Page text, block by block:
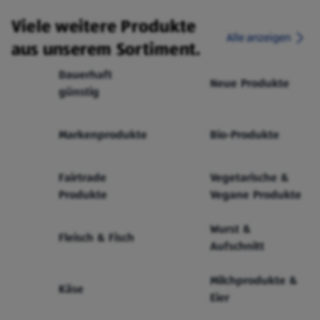
Viele weitere Produkte
aus unserem Sortiment.
Alle anzeigen
Dauerhaft
günstig
Neue Produkte
Markenprodukte Bio-Produkte
Fairtrade
Produkte
Vegetarische &
Vegane Produkte
Fleisch & Fisch
Wurst &
Aufschnitt
Käse
Milchprodukte &
Eier